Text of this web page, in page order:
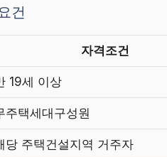
건
자격조건
19세 이상
주택세대구성원
당 주택건설지역 거주자